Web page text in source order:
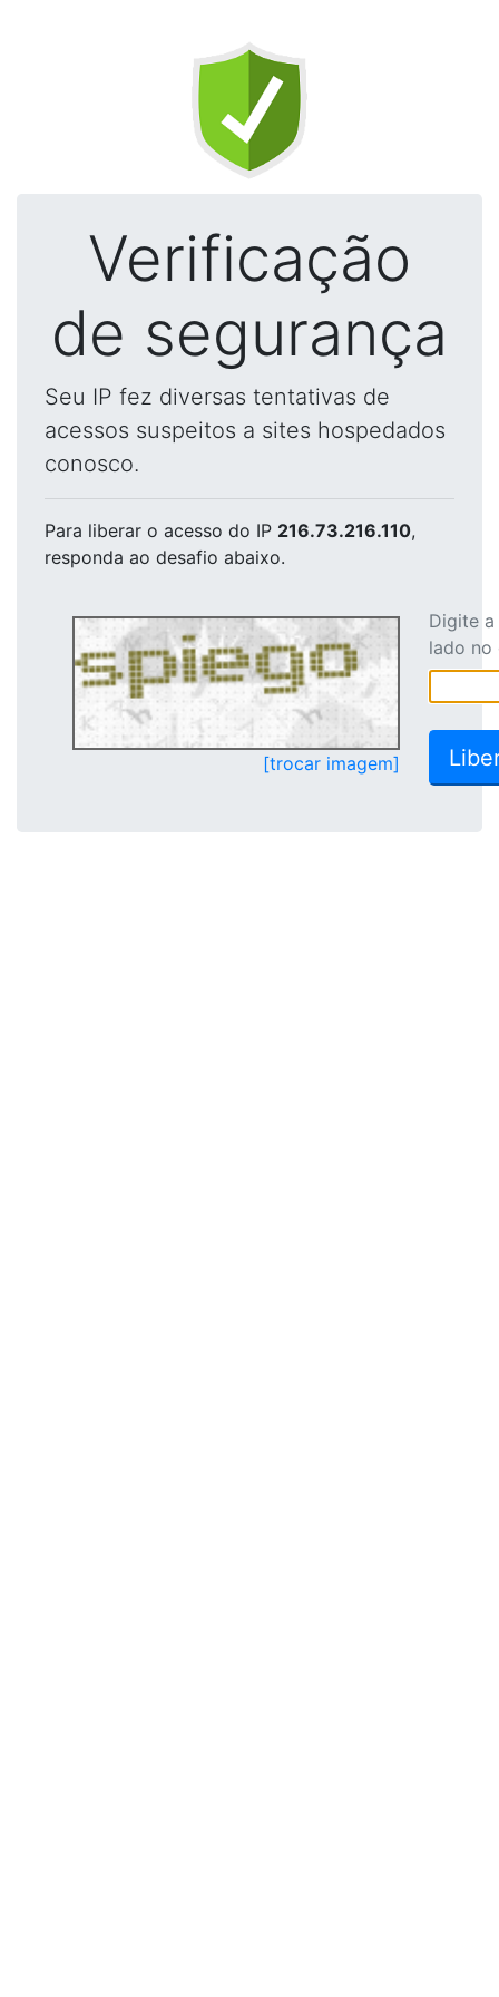
Verificação
de segurança
Seu IP fez diversas tentativas de
acessos suspeitos a sites hospedados
conosco.
Para liberar o acesso do IP 216.73.216.110,
responda ao desafio abaixo.
[trocar imagem]
Digite
lado no